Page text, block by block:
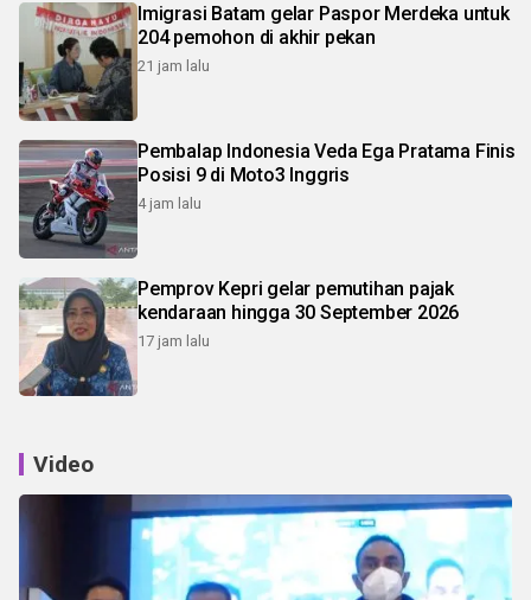
Imigrasi Batam gelar Paspor Merdeka untuk
204 pemohon di akhir pekan
21 jam lalu
Pembalap Indonesia Veda Ega Pratama Finis
Posisi 9 di Moto3 Inggris
4 jam lalu
Pemprov Kepri gelar pemutihan pajak
kendaraan hingga 30 September 2026
17 jam lalu
Video